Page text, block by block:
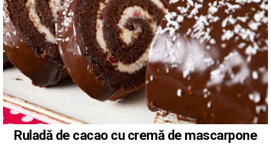
Ruladă de cacao cu cremă de mascarpone